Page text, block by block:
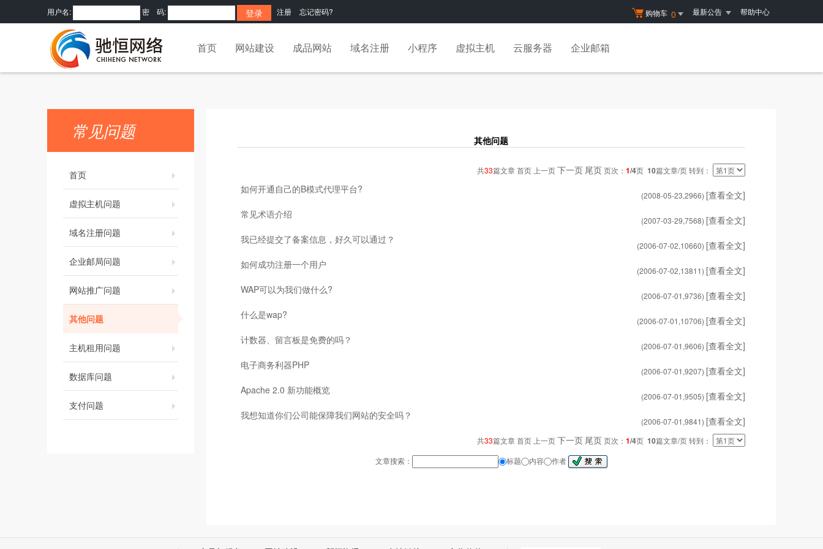
购物车 0 最新公告 帮助中心
用户名: 密 码: 注册 忘记密码?
首页 网站建设 成品网站 域名注册 小程序 虚拟主机 云服务器 企业邮箱
常见问题
首页
虚拟主机问题
域名注册问题
企业邮局问题
网站推广问题
其他问题
主机租用问题
数据库问题
支付问题
其他问题
共33篇文章 首页 上一页下一页 尾页页次： 1/4页 10篇文章/页 转到：
如何开通自己的B模式代理平台?
(2008-05-23,2966) [查看全文]
常见术语介绍
(2007-03-29,7568) [查看全文]
我已经提交了备案信息，好久可以通过？
(2006-07-02,10660) [查看全文]
如何成功注册一个用户
(2006-07-02,13811) [查看全文]
WAP可以为我们做什么?
(2006-07-01,9736) [查看全文]
什么是wap?
(2006-07-01,10706) [查看全文]
计数器、留言板是免费的吗？
(2006-07-01,9606) [查看全文]
电子商务利器PHP
(2006-07-01,9207) [查看全文]
Apache 2.0 新功能概览
(2006-07-01,9505) [查看全文]
我想知道你们公司能保障我们网站的安全吗？
(2006-07-01,9841) [查看全文]
共33篇文章 首页 上一页下一页 尾页页次： 1/4页 10篇文章/页 转到：
文章搜索：
标题 内容 作者